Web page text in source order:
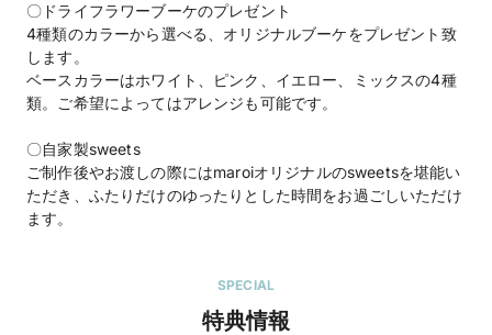
〇ドライフラワーブーケのプレゼント
4種類のカラーから選べる、オリジナルブーケをプレゼント致
します。
ベースカラーはホワイト、ピンク、イエロー、ミックスの4種
類。ご希望によってはアレンジも可能です。
〇自家製sweets
ご制作後やお渡しの際にはmaroiオリジナルのsweetsを堪能い
ただき、ふたりだけのゆったりとした時間をお過ごしいただけ
ます。
SPECIAL
特典情報